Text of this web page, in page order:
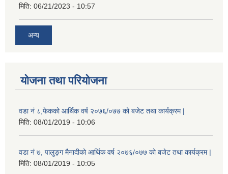
मिति: 06/21/2023 - 10:57
अन्य
योजना तथा परियोजना
वडा नं ८,फेकको आर्थिक वर्ष २०७६/०७७ को बजेट तथा कार्यक्रम |
मिति: 08/01/2019 - 10:06
वडा नं ७, पालुङ्ग मैनादीको आर्थिक वर्ष २०७६/०७७ को बजेट तथा कार्यक्रम |
मिति: 08/01/2019 - 10:05